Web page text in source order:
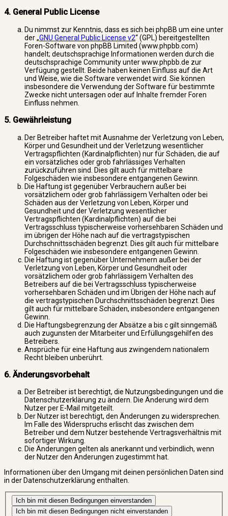
4. General Public License
Du nimmst zur Kenntnis, dass es sich bei phpBB um eine unter
der „GNU General Public License v2“ (GPL) bereitgestellten
Foren-Software von phpBB Limited (www.phpbb.com)
handelt; deutschsprachige Informationen werden durch die
deutschsprachige Community unter www.phpbb.de zur
Verfügung gestellt. Beide haben keinen Einfluss auf die Art
und Weise, wie die Software verwendet wird. Sie können
insbesondere die Verwendung der Software für bestimmte
Zwecke nicht untersagen oder auf Inhalte fremder Foren
Einfluss nehmen.
5. Gewährleistung
Der Betreiber haftet mit Ausnahme der Verletzung von Leben,
Körper und Gesundheit und der Verletzung wesentlicher
Vertragspflichten (Kardinalpflichten) nur für Schäden, die auf
ein vorsätzliches oder grob fahrlässiges Verhalten
zurückzuführen sind. Dies gilt auch für mittelbare
Folgeschäden wie insbesondere entgangenen Gewinn.
Die Haftung ist gegenüber Verbrauchern außer bei
vorsätzlichem oder grob fahrlässigem Verhalten oder bei
Schäden aus der Verletzung von Leben, Körper und
Gesundheit und der Verletzung wesentlicher
Vertragspflichten (Kardinalpflichten) auf die bei
Vertragsschluss typischerweise vorhersehbaren Schäden und
im übrigen der Höhe nach auf die vertragstypischen
Durchschnittsschäden begrenzt. Dies gilt auch für mittelbare
Folgeschäden wie insbesondere entgangenen Gewinn.
Die Haftung ist gegenüber Unternehmern außer bei der
Verletzung von Leben, Körper und Gesundheit oder
vorsätzlichem oder grob fahrlässigem Verhalten des
Betreibers auf die bei Vertragsschluss typischerweise
vorhersehbaren Schäden und im Übrigen der Höhe nach auf
die vertragstypischen Durchschnittsschäden begrenzt. Dies
gilt auch für mittelbare Schäden, insbesondere entgangenen
Gewinn.
Die Haftungsbegrenzung der Absätze a bis c gilt sinngemäß
auch zugunsten der Mitarbeiter und Erfüllungsgehilfen des
Betreibers.
Ansprüche für eine Haftung aus zwingendem nationalem
Recht bleiben unberührt.
6. Änderungsvorbehalt
Der Betreiber ist berechtigt, die Nutzungsbedingungen und die
Datenschutzerklärung zu ändern. Die Änderung wird dem
Nutzer per E-Mail mitgeteilt.
Der Nutzer ist berechtigt, den Änderungen zu widersprechen.
Im Falle des Widerspruchs erlischt das zwischen dem
Betreiber und dem Nutzer bestehende Vertragsverhältnis mit
sofortiger Wirkung.
Die Änderungen gelten als anerkannt und verbindlich, wenn
der Nutzer den Änderungen zugestimmt hat.
Informationen über den Umgang mit deinen persönlichen Daten sind
in der Datenschutzerklärung enthalten.